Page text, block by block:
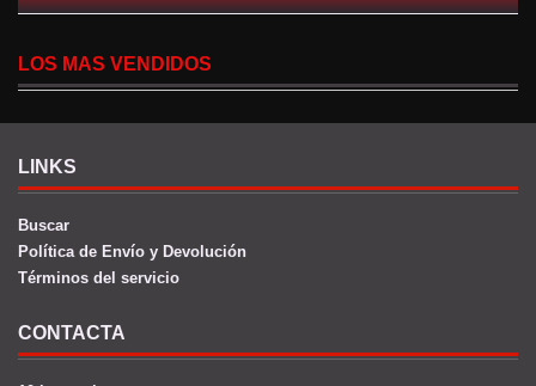
LOS MAS VENDIDOS
LINKS
Buscar
Política de Envío y Devolución
Términos del servicio
CONTACTA